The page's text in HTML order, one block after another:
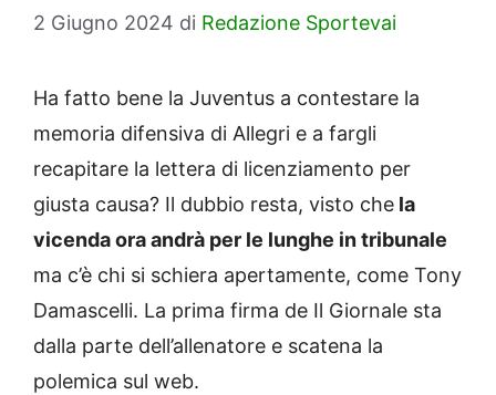
2 Giugno 2024 di Redazione Sportevai
Ha fatto bene la Juventus a contestare la
memoria difensiva di Allegri e a fargli
recapitare la lettera di licenziamento per
giusta causa? Il dubbio resta, visto che la
vicenda ora andrà per le lunghe in tribunale
ma c’è chi si schiera apertamente, come Tony
Damascelli. La prima firma de Il Giornale sta
dalla parte dell’allenatore e scatena la
polemica sul web.